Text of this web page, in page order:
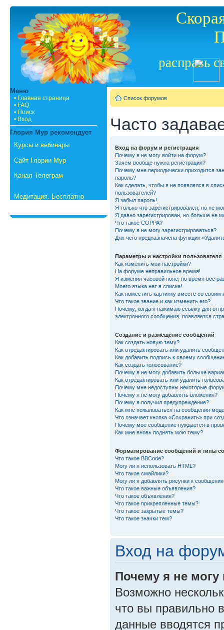
расправь
Меню
• Главная страница
• FAQ
• Поиск
• Вход
Глория Мур рекомендует
Курсы и вебинары
Сайт Глории Мур
Канал Телеграм
Медитация. Бесплатно
Список форумов
Часто
Вход на форум и регистрация
Почему я не могу войти на форум?
Зачем вообще нужна регистрация?
Почему мне периодически приходится
пароль?
Как сделать, чтобы я не появлялся в
пользователей?
Я забыл пароль!
Я только что зарегистрировался, но не
Я давно зарегистрирован, но больше не
Что такое COPPA?
Почему я не могу зарегистрироваться?
Для чего предназначена функция
Параметры и настройки пользователя
Как изменить мои настройки?
На форуме неправильное время!
Я изменил часовой пояс, но время все
Моего языка нет в списке!
Как поместить картинку вместе со
Что такое звание и как изменить его?
Почему, когда я нажимаю ссылку для
электронного сообщения, появляется
Создание и размещение сообщений
Как создать новую тему?
Как отредактировать или удалить
Как добавить подпись к своему
Как создать голосование?
Почему я не могу добавить больше
Как отредактировать или удалить
Почему мне недоступны некоторые
Почему я не могу добавлять вложения?
Почему я получил предупреждение?
Как мне пожаловаться на сообщения
Что означает кнопка «Сохранить» при
Почему мое сообщение нуждается в
Как мне вновь поднять мою тему?
Форматирование сообщений и типы
Что такое BBCode?
Могу ли я использовать HTML?
Что такое смайлики?
Могу ли я добавлять рисунки к
Что такое важные объявления?
Что такое объявления?
Что такое прикрепленные темы?
Что такое закрытые темы?
Что такое значки тем?
Вход на
Почему я не
Возможно
что вы правильно
данные вводятся